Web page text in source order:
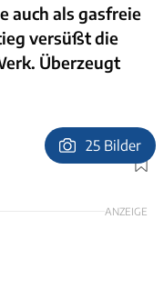
auch als gasfreie
versüßt die
Überzeugt
Foto: Andreas Becker
25 Bilder
ANZEIGE